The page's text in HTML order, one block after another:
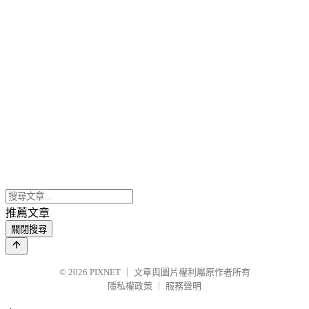
推薦文章
關閉搜尋
© 2026 PIXNET
文章與圖片權利屬原作者所有
隱私權政策
服務聲明